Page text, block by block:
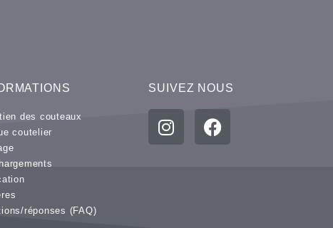
des couteaux
coutelier
réponses (FAQ)
SUIVEZ NOUS